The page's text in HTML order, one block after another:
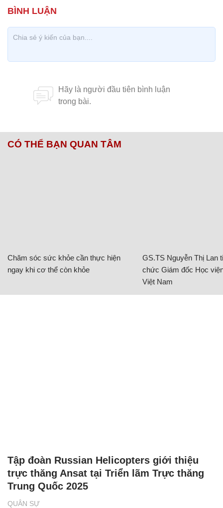
CÓ THỂ BẠN QUAN TÂM
Chăm sóc sức khỏe cần thực hiện
ngay khi cơ thể còn khỏe
GS.TS Nguyễn Thị Lan
chức Giám đốc Học
Việt Nam
QUÂN SỰ
Tập đoàn Russian Helicopters giới thiệu
trực thăng Ansat tại Triển lãm Trực thăng
Trung Quốc 2025